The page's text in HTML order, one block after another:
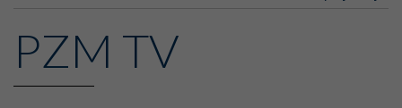
naturalnych środków, jakimi są lekkomyślne
uświadomienie i prewencyjne pouczenie dla wszystkich
PZM TV